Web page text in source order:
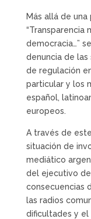
Más allá de
“Transparencia
democracia…”
denuncia de
de regulación
particular y los
español,
europeos.
A través de
situación de
mediático
del ejecutivo de
consecuencias
las radios
dificultades y